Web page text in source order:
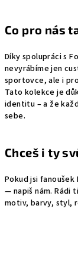
Co pro nás
Díky spolupráci s
nevyrábíme jen
sportovce, ale i
Tato kolekce je
identitu – a že
sebe.
Chceš i ty
Pokud jsi
— napiš nám. Rádi
motiv, barvy, styl,